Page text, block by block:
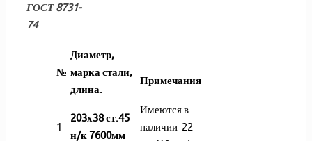
ГОСТ 8731-
74
№
Диаметр,
марка стали,
длина.
Примечания
1
203х38 ст.45
н/к 7600мм
Имеются в
наличии 22